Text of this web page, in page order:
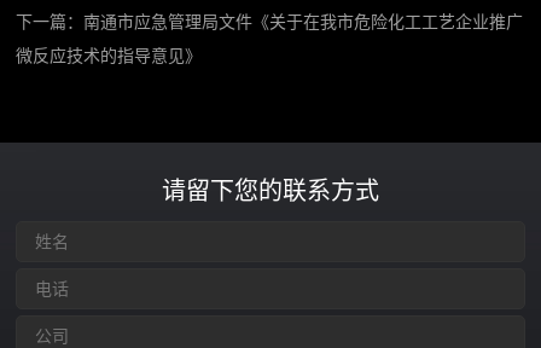
下一篇：南通市应急管理局文件《关于在我市危险化工工艺企业推广
微反应技术的指导意见》
请留下您的联系方式